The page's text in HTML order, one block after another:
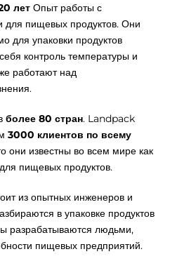
лет Опыт работы с
пищевых продуктов. Они
для упаковки продуктов
контроль температуры и
работают над
более 80 стран. Landpack
3000 клиентов по всему
они известны во всем мире как
пищевых продуктов.
из опытных инженеров и
в упаковке продуктов
разрабатываются людьми,
пищевых предприятий.